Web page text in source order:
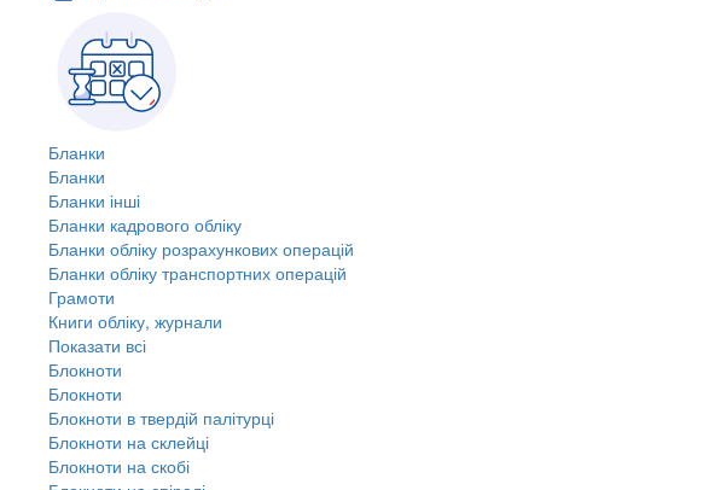
Бланки
Бланки
Бланки інші
Бланки кадрового обліку
Бланки обліку розрахункових операцій
Бланки обліку транспортних операцій
Грамоти
Книги обліку, журнали
Показати всі
Блокноти
Блокноти
Блокноти в твердій палітурці
Блокноти на склейці
Блокноти на скобі